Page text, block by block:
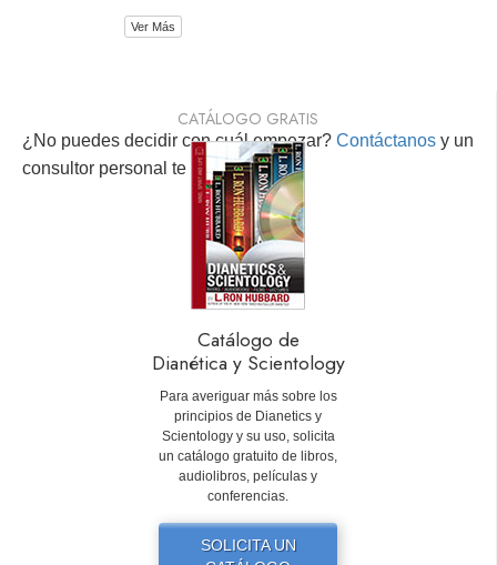
Ver Más
¿No puedes decidir con cuál empezar? Contáctanos y un
consultor personal te ayudará.
CATÁLOGO GRATIS
Catálogo de
Dianética y Scientology
Para averiguar más sobre los
principios de Dianetics y
Scientology y su uso, solicita
un catálogo gratuito de libros,
audiolibros, películas y
conferencias.
SOLICITA UN